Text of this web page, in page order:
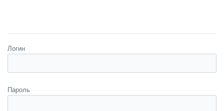
Логин
Пароль